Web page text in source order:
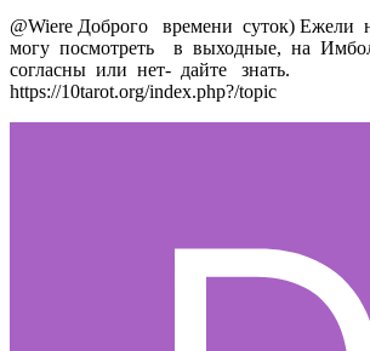
@Wiere Доброго времени суток) Ежели
могу посмотреть в выходные, на
согласны или нет- дайте знать.
https://10tarot.org/index.php?/topic